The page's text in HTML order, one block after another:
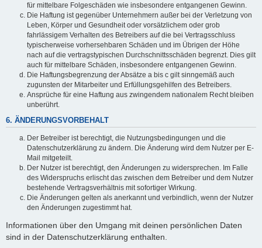
für mittelbare Folgeschäden wie insbesondere entgangenen Gewinn.
Die Haftung ist gegenüber Unternehmern außer bei der Verletzung von
Leben, Körper und Gesundheit oder vorsätzlichem oder grob
fahrlässigem Verhalten des Betreibers auf die bei Vertragsschluss
typischerweise vorhersehbaren Schäden und im Übrigen der Höhe
nach auf die vertragstypischen Durchschnittsschäden begrenzt. Dies gilt
auch für mittelbare Schäden, insbesondere entgangenen Gewinn.
Die Haftungsbegrenzung der Absätze a bis c gilt sinngemäß auch
zugunsten der Mitarbeiter und Erfüllungsgehilfen des Betreibers.
Ansprüche für eine Haftung aus zwingendem nationalem Recht bleiben
unberührt.
6. ÄNDERUNGSVORBEHALT
Der Betreiber ist berechtigt, die Nutzungsbedingungen und die
Datenschutzerklärung zu ändern. Die Änderung wird dem Nutzer per E-
Mail mitgeteilt.
Der Nutzer ist berechtigt, den Änderungen zu widersprechen. Im Falle
des Widerspruchs erlischt das zwischen dem Betreiber und dem Nutzer
bestehende Vertragsverhältnis mit sofortiger Wirkung.
Die Änderungen gelten als anerkannt und verbindlich, wenn der Nutzer
den Änderungen zugestimmt hat.
Informationen über den Umgang mit deinen persönlichen Daten
sind in der Datenschutzerklärung enthalten.